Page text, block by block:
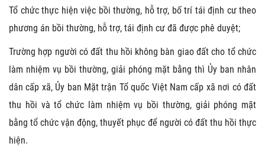
Tổ chức thực hiện việc bồi thường, hỗ trợ, bố trí tái định cư theo
phương án bồi thường, hỗ trợ, tái định cư đã được phê duyệt;
Trường hợp người có đất thu hồi không bàn giao đất cho tổ chức
làm nhiệm vụ bồi thường, giải phóng mặt bằng thì Ủy ban nhân
dân cấp xã, Ủy ban Mặt trận Tổ quốc Việt Nam cấp xã nơi có đất
thu hồi và tổ chức làm nhiệm vụ bồi thường, giải phóng mặt
bằng tổ chức vận động, thuyết phục để người có đất thu hồi thực
hiện.